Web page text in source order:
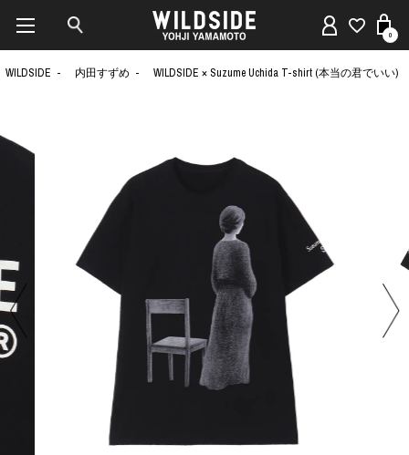
0
WILDSIDE 内田すずめ WILDSIDE × Suzume Uchida T-shirt (本当の君でいい)